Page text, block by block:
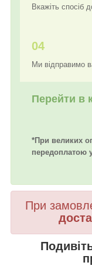
Вкажіть спосіб
04
Ми відправимо
Перейти в
*При великих
передоплатою
При